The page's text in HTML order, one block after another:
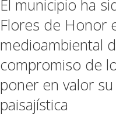
El municipio ha
Flores de Honor
medioambiental
compromiso de
poner en valor
paisajística